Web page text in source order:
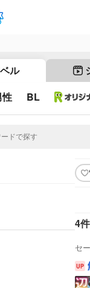
ル
性 BL
4件
セ